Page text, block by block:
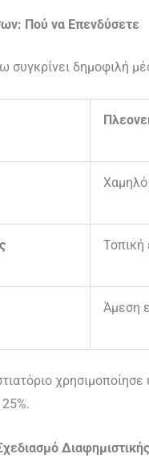
Πού να Επενδύσετε
δημοφιλή
Χαμηλό
Τοπική
Άμεση